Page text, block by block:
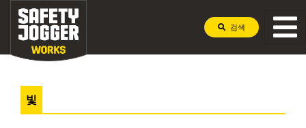
검색
빛